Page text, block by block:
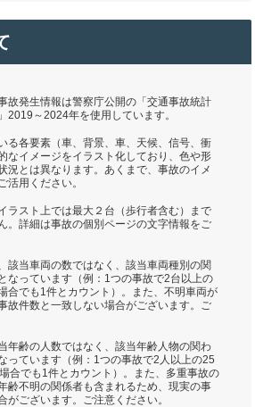
故発生情報は警察庁公開の「交通事故統計
2019～2024年を使用しています。
る各要素（車、背景、車、天候、信号、衝
なイメージをイラスト化しており、色や形
況とは異なります。あくまで、事故のイメ
活用ください。
ラスト上では最大２台（歩行者含む）まで
。詳細は事故の個別ページの文字情報をご
該当車両の数ではなく、該当車両種別の関
なっています（例：1つの事故で2台以上の
合でも1件とカウント）。また、不明車両が
故件数と一致しない場合がございます。ご
年齢の人数ではなく、該当年齢人物の関わ
っています（例：1つの事故で2人以上の25
合でも1件とカウント）。また、多重事故の
齢不明の関係者も含まれるため、現実の事
がございます。ご注意ください。